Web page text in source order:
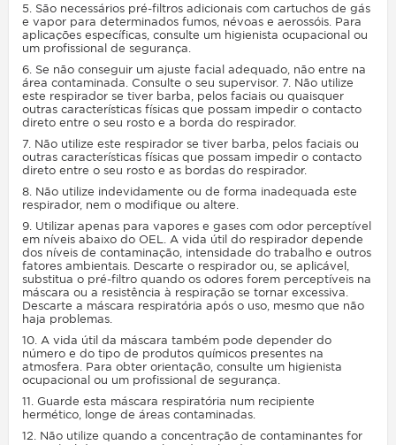
5. São necessários pré-filtros adicionais com cartuchos de gás
e vapor para determinados fumos, névoas e aerossóis. Para
aplicações específicas, consulte um higienista ocupacional ou
um profissional de segurança.
6. Se não conseguir um ajuste facial adequado, não entre na
área contaminada. Consulte o seu supervisor. 7. Não utilize
este respirador se tiver barba, pelos faciais ou quaisquer
outras características físicas que possam impedir o contacto
direto entre o seu rosto e a borda do respirador.
7. Não utilize este respirador se tiver barba, pelos faciais ou
outras características físicas que possam impedir o contacto
direto entre o seu rosto e as bordas do respirador.
8. Não utilize indevidamente ou de forma inadequada este
respirador, nem o modifique ou altere.
9. Utilizar apenas para vapores e gases com odor perceptível
em níveis abaixo do OEL. A vida útil do respirador depende
dos níveis de contaminação, intensidade do trabalho e outros
fatores ambientais. Descarte o respirador ou, se aplicável,
substitua o pré-filtro quando os odores forem perceptíveis na
máscara ou a resistência à respiração se tornar excessiva.
Descarte a máscara respiratória após o uso, mesmo que não
haja problemas.
10. A vida útil da máscara também pode depender do
número e do tipo de produtos químicos presentes na
atmosfera. Para obter orientação, consulte um higienista
ocupacional ou um profissional de segurança.
11. Guarde esta máscara respiratória num recipiente
hermético, longe de áreas contaminadas.
12. Não utilize quando a concentração de contaminantes for